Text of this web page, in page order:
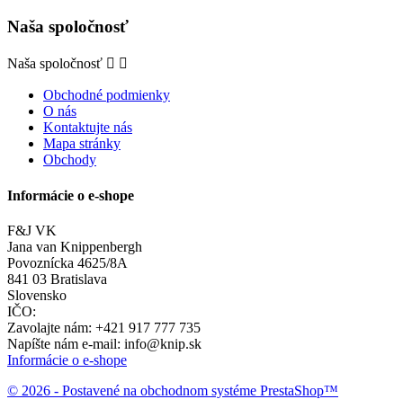
Naša spoločnosť
Naša spoločnosť  
Obchodné podmienky
O nás
Kontaktujte nás
Mapa stránky
Obchody
Informácie o e-shope
F&J VK
Jana van Knippenbergh
Povoznícka 4625/8A
841 03 Bratislava
Slovensko
IČO:
Zavolajte nám: +421 917 777 735
Napíšte nám e-mail: info@knip.sk
Informácie o e-shope
© 2026 - Postavené na obchodnom systéme PrestaShop™